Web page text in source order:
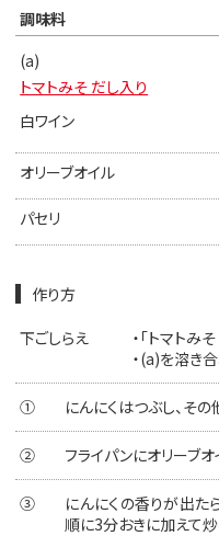
調味料
(a)
トマトみそ だし入り
白ワイン
オリーブオイル
パセリ
作り方
下ごしらえ
・「トマトみ
・(a)を溶き
① にんにくはつぶし、そ
② フライパンにオリーブ
③
にんにくの香りが出た
順に3分おきに加えて炒